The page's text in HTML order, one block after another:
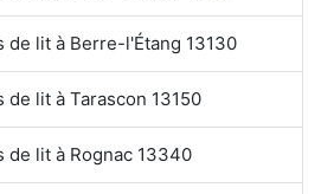
de lit à Berre-l'Étang 13130
lit à Tarascon 13150
de lit à Rognac 13340